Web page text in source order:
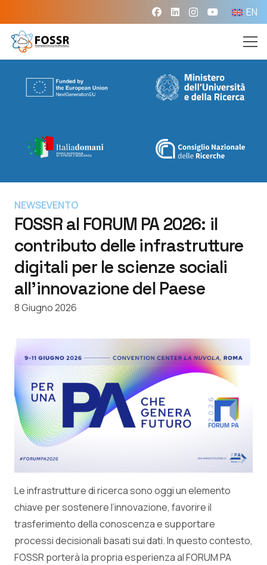
EN
NEWSEVENTO
FOSSR al FORUM PA 2026: il
contributo delle infrastrutture
digitali per le scienze sociali
all’innovazione del Paese
8 Giugno 2026
Le infrastrutture di ricerca sono oggi un elemento
chiave per sostenere l’innovazione, favorire il
trasferimento della conoscenza e supportare
processi decisionali basati sui dati. In questo contesto,
FOSSR porterà la propria esperienza al FORUM PA